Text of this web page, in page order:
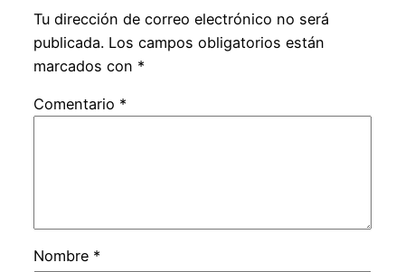
Tu dirección de correo electrónico no será
publicada. Los campos obligatorios están
marcados con *
Comentario *
Nombre *